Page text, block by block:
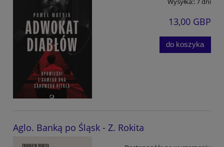
13,00 GBP
do koszyka
Aglo. Banką po Śląsk - Z. Rokita